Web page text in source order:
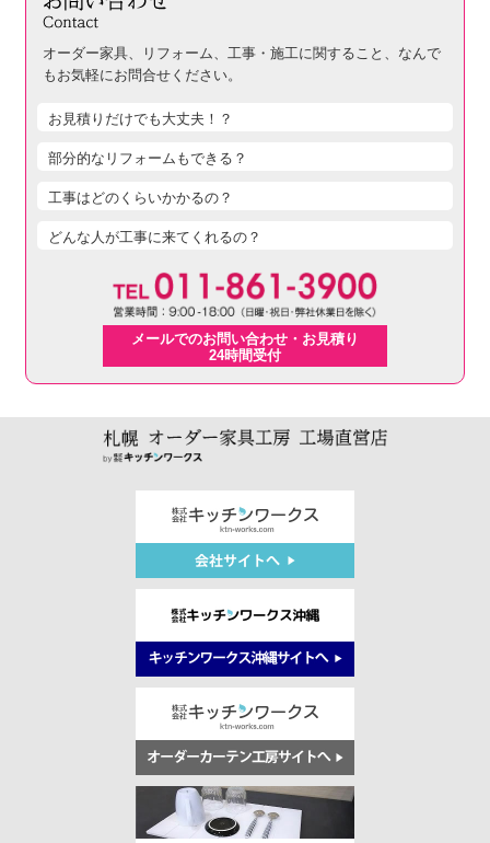
オーダー家具、リフォーム、工事・施工に関すること、 なんで
もお気軽にお問合せください。
お見積りだけでも大丈夫！？
部分的なリフォームもできる？
工事はどのくらいかかるの？
どんな人が工事に来てくれるの？
メールでのお問い合わせ・お見積り
24時間受付